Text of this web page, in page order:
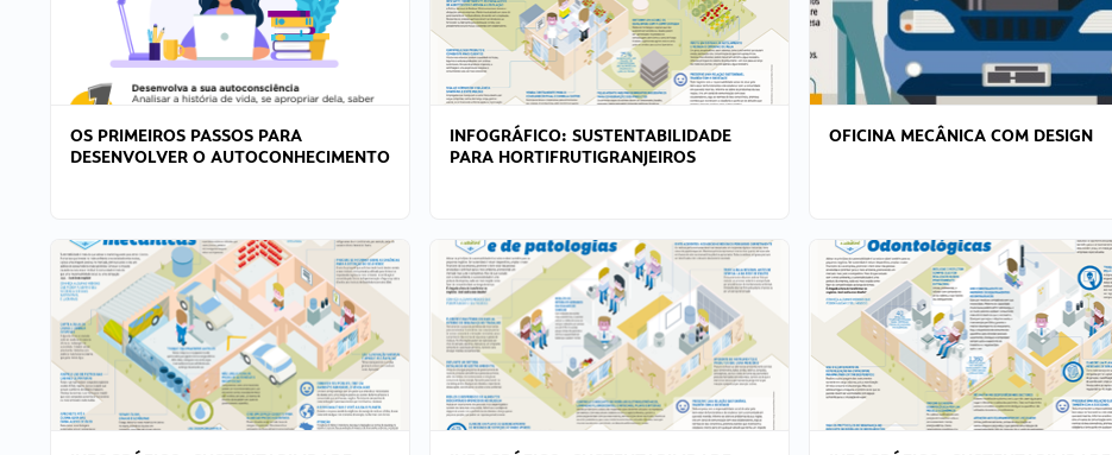
OS PRIMEIROS PASSOS PARA
DESENVOLVER O AUTOCONHECIMENTO
INFOGRÁFICO: SUSTENTABILIDADE
PARA HORTIFRUTIGRANJEIROS
OFICINA MECÂNICA COM DESIGN